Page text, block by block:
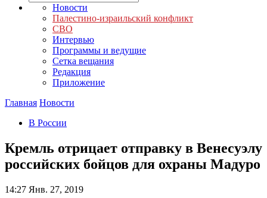
Новости
Палестино-израильский конфликт
СВО
Интервью
Программы и ведущие
Сетка вещания
Редакция
Приложение
Главная Новости
В России
Кремль отрицает отправку в Венесуэлу
российских бойцов для охраны Мадуро
14:27 Янв. 27, 2019